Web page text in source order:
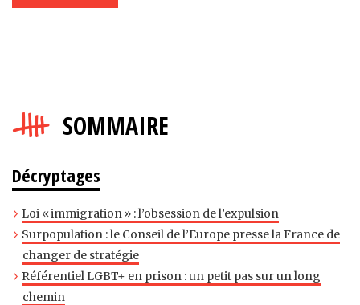
SOMMAIRE
Décryptages
Loi « immigration » : l’obsession de l’expulsion
Surpopulation : le Conseil de l’Europe presse la France de
changer de stratégie
Référentiel LGBT+ en prison : un petit pas sur un long
chemin